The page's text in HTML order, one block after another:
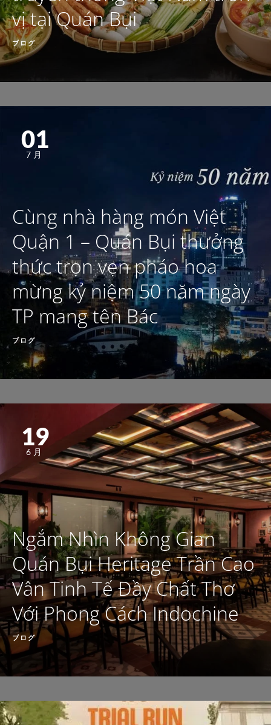
vị tại Quán Bụi
ブログ
01
7月
Cùng nhà hàng món Việt
Quận 1 – Quán Bụi thưởng
thức trọn vẹn pháo hoa
mừng kỷ niệm 50 năm ngày
TP mang tên Bác
ブログ
19
6月
Ngắm Nhìn Không Gian
Quán Bụi Heritage Trần Cao
Vân Tinh Tế Đầy Chất Thơ
Với Phong Cách Indochine
ブログ